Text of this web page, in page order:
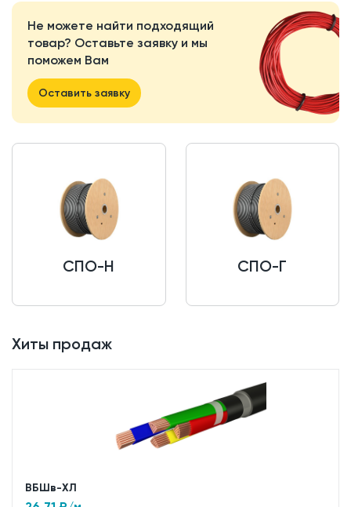
Не можете найти подходящий
товар? Оставьте заявку и мы
поможем Вам
Оставить заявку
СПО-Н СПО-Г
Хиты продаж
ВБШв-ХЛ